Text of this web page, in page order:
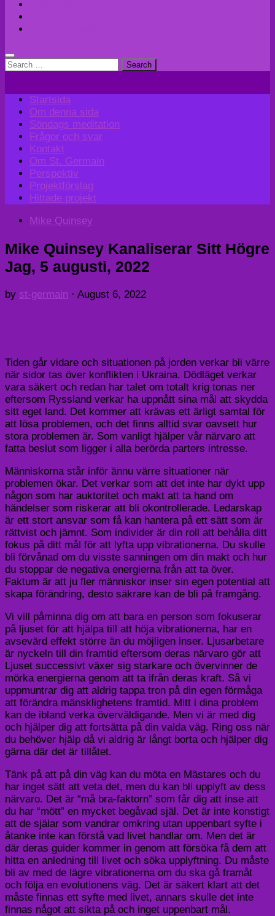
Search
Startsida
Om denna sida
Söndags meditation
Frågor och svar
Kontakt
Om St. Germain
Perspektiv
Projektförslag
Hittade projekt
Mike Quinsey
Mike Quinsey Kanaliserar Sitt Högre
Jag, 5 augusti, 2022
by st-germain · August 6, 2022
Tiden går vidare och situationen på jorden verkar bli värre
när sidor tas över konflikten i Ukraina. Dödläget verkar
vara säkert och redan har talet om totalt krig tonas ner
eftersom Ryssland verkar ha uppnått sina mål att skydda
sitt eget land. Det kommer att krävas ett ärligt samtal för
att lösa problemen, och det finns alltid svar oavsett hur
stora problemen är. Som vanligt hjälper vår närvaro att
fatta beslut som ligger i alla berörda parters intresse.
Människorna står inför ännu värre situationer när
problemen ökar. Det verkar som att det inte har dykt upp
någon som har auktoritet och makt att ta hand om
händelser som riskerar att bli okontrollerade. Ledarskap
är ett stort ansvar som få kan hantera på ett sätt som är
rättvist och jämnt. Som individer är din roll att behålla ditt
fokus på ditt mål för att lyfta upp vibrationerna. Du skulle
bli förvånad om du visste sanningen om din makt och hur
du stoppar de negativa energierna från att ta över.
Faktum är att ju fler människor inser sin egen potential att
skapa förändring, desto säkrare kan de bli på framgång.
Vi vill påminna dig om att bara en person som fokuserar
på ljuset för att hjälpa till att höja vibrationerna, har en
avsevärd effekt större än du möjligen inser. Ljusarbetare
är nyckeln till din framtid eftersom deras närvaro gör att
Ljuset successivt växer sig starkare och övervinner de
mörka energierna genom att ta ifrån deras kraft. Så vi
uppmuntrar dig att aldrig tappa tron ​​på din egen förmåga
att förändra mänsklighetens framtid. Mitt i dina problem
kan de ibland verka överväldigande. Men vi är med dig
och hjälper dig att fortsätta på din valda väg. Ring oss när
du behöver hjälp då vi aldrig är långt borta och hjälper dig
gärna där det är tillåtet.
Tänk på att på din väg kan du möta en Mästares och du
har inget sätt att veta det, men du kan bli upplyft av dess
närvaro. Det är “må bra-faktorn” som får dig att inse att
du har “mött” en mycket begåvad själ. Det är inte konstigt
att de själar som vandrar omkring utan uppenbart syfte i
åtanke inte kan förstå vad livet handlar om. Men det är
där deras guider kommer in genom att försöka få dem att
hitta en anledning till livet och söka upplyftning. Du måste
bli av med de lägre vibrationerna om du ska gå framåt
och följa en evolutionens väg. Det är säkert klart att det
måste finnas ett syfte med livet, annars skulle det inte
finnas något att sikta på och inget uppenbart mål.